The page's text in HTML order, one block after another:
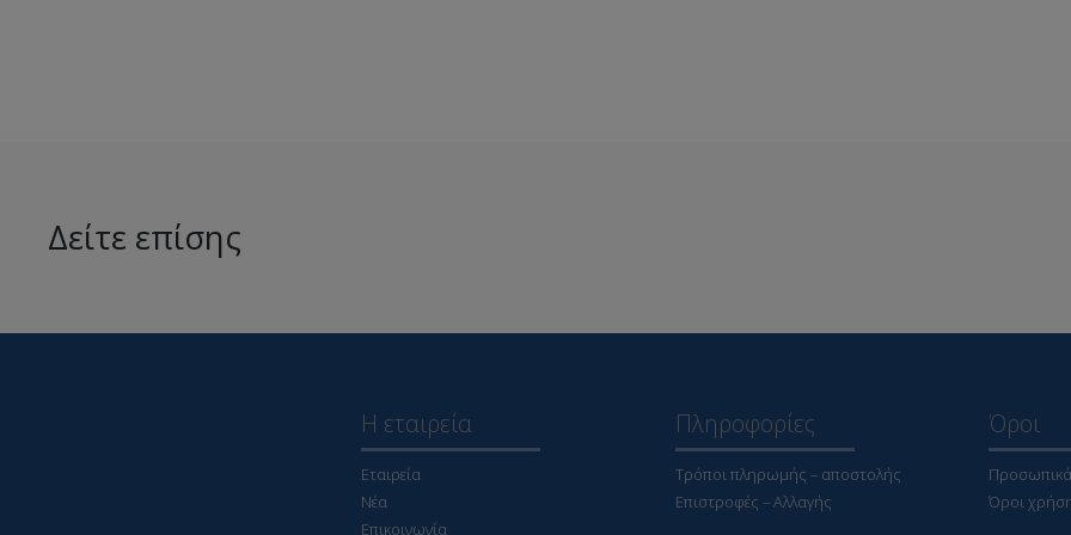
Δείτε επίσης
Η εταιρεία
Εταιρεία
Νέα
Επικοινωνία
Πληροφορίες
Τρόποι πληρωμής – αποστολής
Επιστροφές – Αλλαγής
Όροι
Όροι